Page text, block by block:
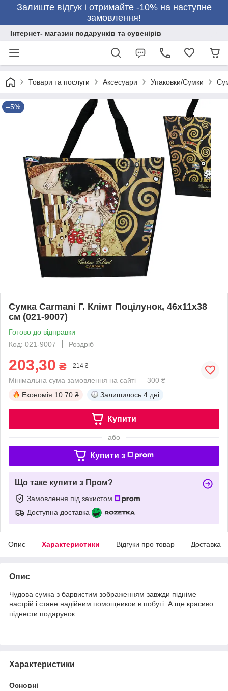
Залиште відгук і отримайте -10% на наступне
замовлення!
Інтернет- магазин подарунків та сувенірів
Товари та послуги Аксесуари Упаковки/Сумки
–5%
Сумка Carmani Г. Клімт Поцілунок, 46х11х38
см (021-9007)
Готово до відправки
Код: 021-9007
Роздріб
203,30 ₴ 214 ₴
Мінімальна сума замовлення на сайті — 300 ₴
Економія 10.70 ₴ Залишилось 4 дні
Купити
або
Купити з
Що таке купити з Пром?
Замовлення під захистом
Доступна доставка
Опис Характеристики Відгуки про товар Доставка
Опис
Чудова сумка з барвистим зображенням завжди підніме
настрій і стане надійним помощникои в побуті. А ще красиво
піднести подарунок...
Характеристики
Основні